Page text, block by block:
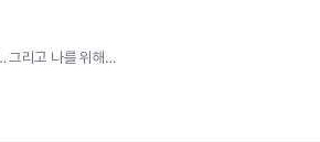
그리고 나를 위해…